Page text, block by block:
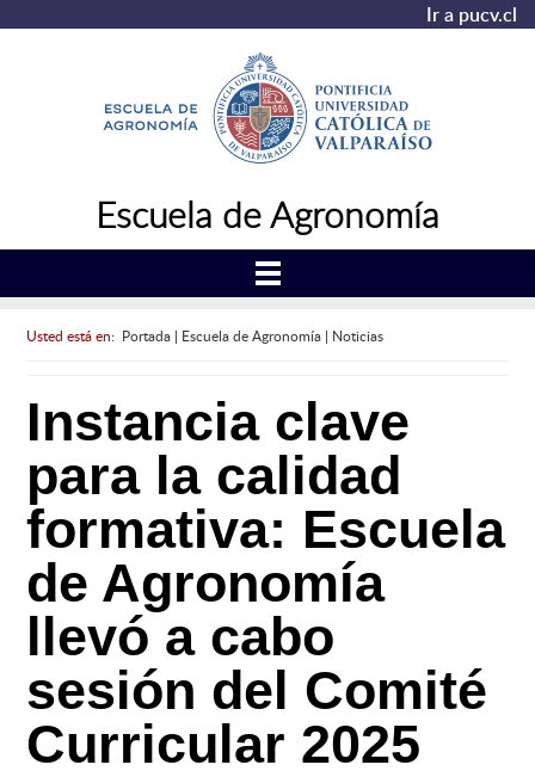
Ir a pucv.cl
Escuela de Agronomía
Usted está en: Portada| Escuela de Agronomía| Noticias
Instancia clave
para la calidad
formativa: Escuela
de Agronomía
llevó a cabo
sesión del Comité
Curricular 2025